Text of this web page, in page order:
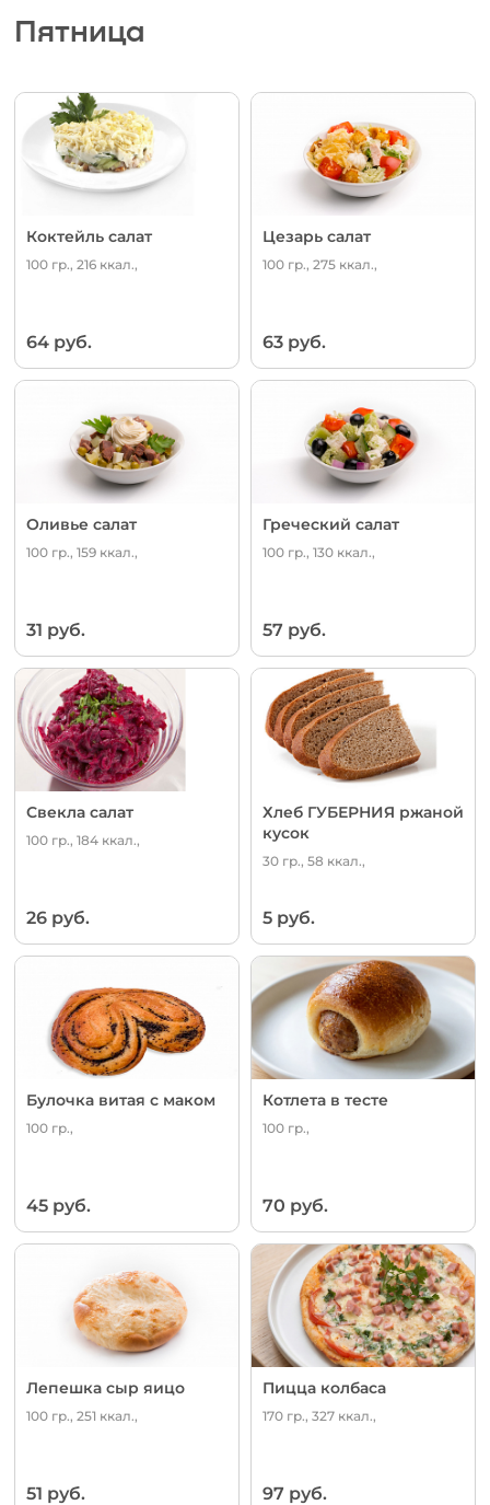
Пятница
Коктейль салат
100 гр., 216 ккал.,
64 руб.
Цезарь салат
100 гр., 275 ккал.,
63 руб.
Оливье салат
100 гр., 159 ккал.,
31 руб.
Греческий салат
100 гр., 130 ккал.,
57 руб.
Свекла салат
100 гр., 184 ккал.,
26 руб.
Хлеб ГУБЕРНИЯ ржаной
кусок
30 гр., 58 ккал.,
5 руб.
Булочка витая с маком
100 гр.,
45 руб.
Котлета в тесте
100 гр.,
70 руб.
Лепешка сыр яицо
100 гр., 251 ккал.,
51 руб.
Пицца колбаса
170 гр., 327 ккал.,
97 руб.